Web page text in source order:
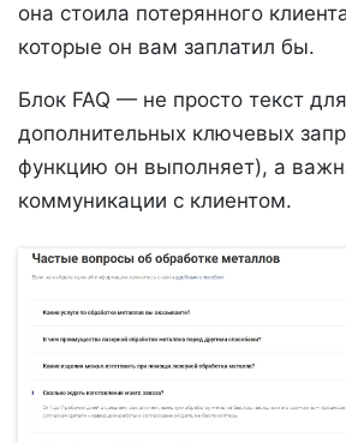
она стоила потерянного
которые он вам заплатил бы.
Блок FAQ — не просто текст
дополнительных ключевых
функцию он выполняет), а
коммуникации с клиентом.